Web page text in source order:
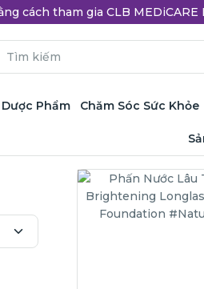
cách tham gia CLB MEDiCARE
Dược Phẩm Chăm Sóc Sức Khỏe